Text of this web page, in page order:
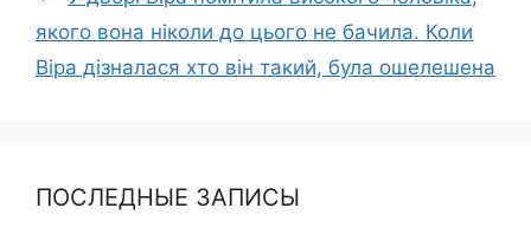
якого вона ніколи до цього не бачила. Коли
Віра дізналася хто він такий, була ошелешена
ПОСЛЕДНЫЕ ЗАПИСЫ